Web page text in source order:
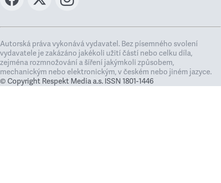
Autorská práva vykonává vydavatel. Bez písemného svolení
vydavatele je zakázáno jakékoli užití částí nebo celku díla,
zejména rozmnožování a šíření jakýmkoli způsobem,
mechanickým nebo elektronickým, v českém nebo jiném jazyce.
© Copyright Respekt Media a.s. ISSN 1801-1446